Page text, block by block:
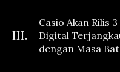
III.
Casio Akan Rilis
Digital
dengan Masa
Fitur Vibration